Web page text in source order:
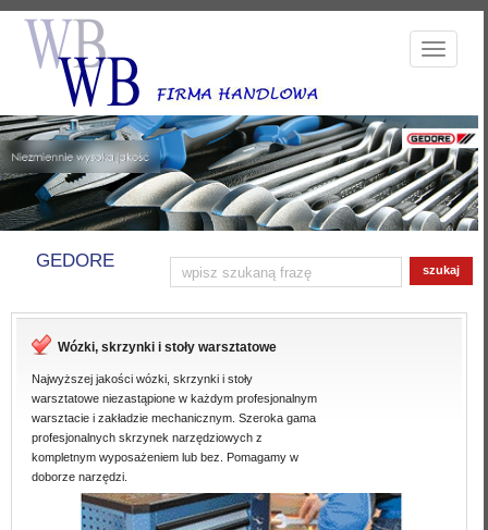
Rozwiń
nawigację
GEDORE szukaj
Wózki, skrzynki i stoły warsztatowe
Najwyższej jakości wózki, skrzynki i stoły
warsztatowe niezastąpione w każdym profesjonalnym
warsztacie i zakładzie mechanicznym. Szeroka gama
profesjonalnych skrzynek narzędziowych z
kompletnym wyposażeniem lub bez. Pomagamy w
doborze narzędzi.